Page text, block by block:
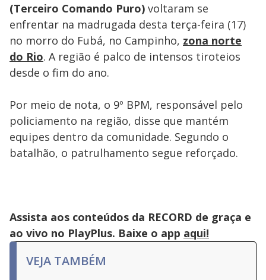
(Terceiro Comando Puro) voltaram se
enfrentar na madrugada desta terça-feira (17)
no morro do Fubá, no Campinho, zona norte
do Rio. A região é palco de intensos tiroteios
desde o fim do ano.
Por meio de nota, o 9º BPM, responsável pelo
policiamento na região, disse que mantém
equipes dentro da comunidade. Segundo o
batalhão, o patrulhamento segue reforçado.
Assista aos conteúdos da RECORD de graça e
ao vivo no PlayPlus. Baixe o app aqui!
VEJA TAMBÉM